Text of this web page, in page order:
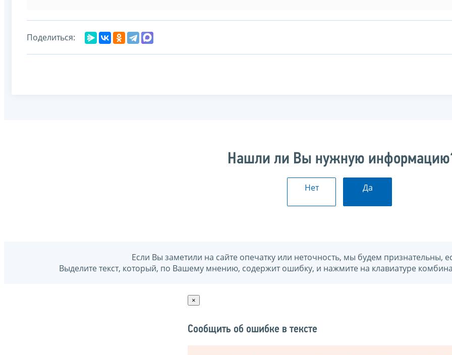
Поделиться:
Нашли ли Вы нужную
Нет Да
Если Вы заметили на сайте опечатку или неточность, мы будем признательны,
Выделите текст, который, по Вашему мнению, содержит ошибку, и нажмите на клавиатуре
×
Сообщить об ошибке в тексте